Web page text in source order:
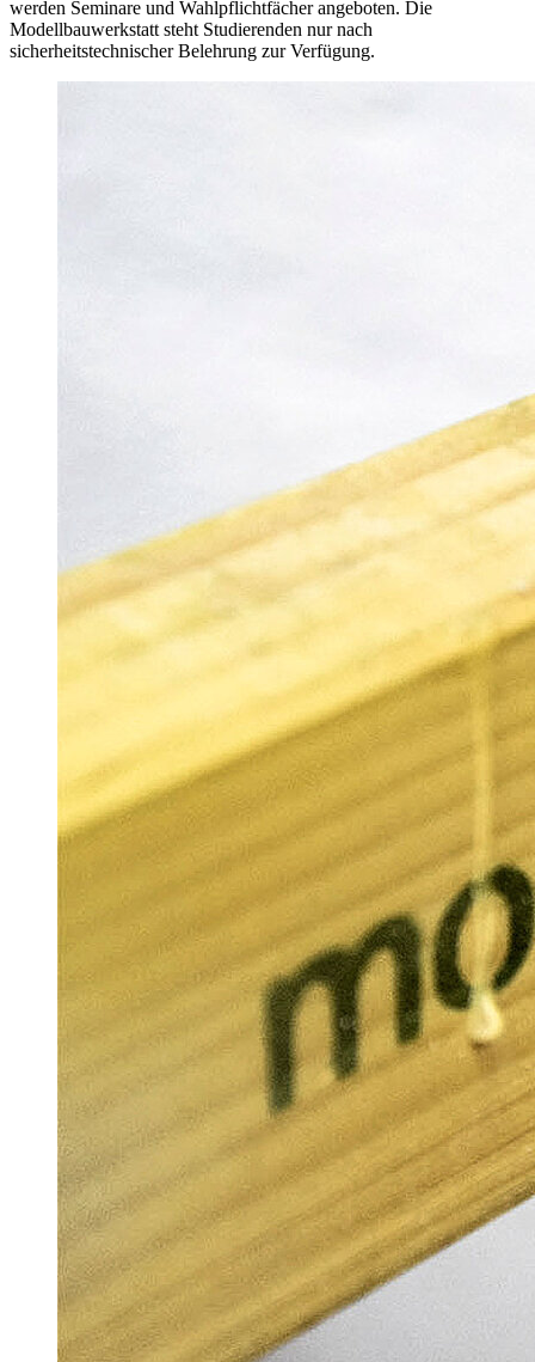
werden Seminare und Wahlpflichtfächer angeboten. Die
Modellbauwerkstatt steht Studierenden nur nach
sicherheitstechnischer Belehrung zur Verfügung.